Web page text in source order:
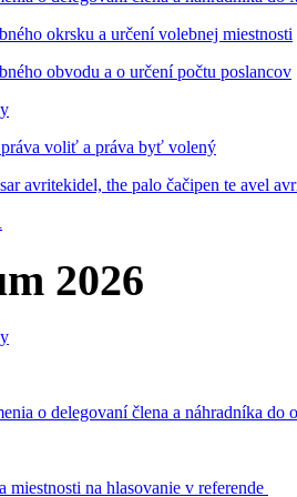
okrsku a určení volebnej miestnosti
obvodu a o určení počtu poslancov
voliť a práva byť volený
avritekidel, the palo čačipen te avel
2026
o delegovaní člena a náhradníka
miestnosti na hlasovanie v referende